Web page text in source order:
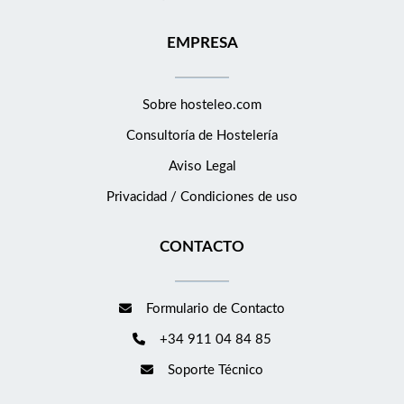
organizativa y orientación al detalle. Conocimiento de ventas y
propuestas y experiencias para huéspedes. Disponibilidad para
trabajar turnos rotativos, fines de semana y festivos. Se Ofrece
de continuidad y desarrollo profesional. Salario según convenio
ventas. Alojamiento disponible (con suplemento).
EMPRESA
Sobre hosteleo.com
Consultoría de Hostelería
Aviso Legal
Privacidad / Condiciones de uso
CONTACTO
Formulario de Contacto
+34 911 04 84 85
Soporte Técnico